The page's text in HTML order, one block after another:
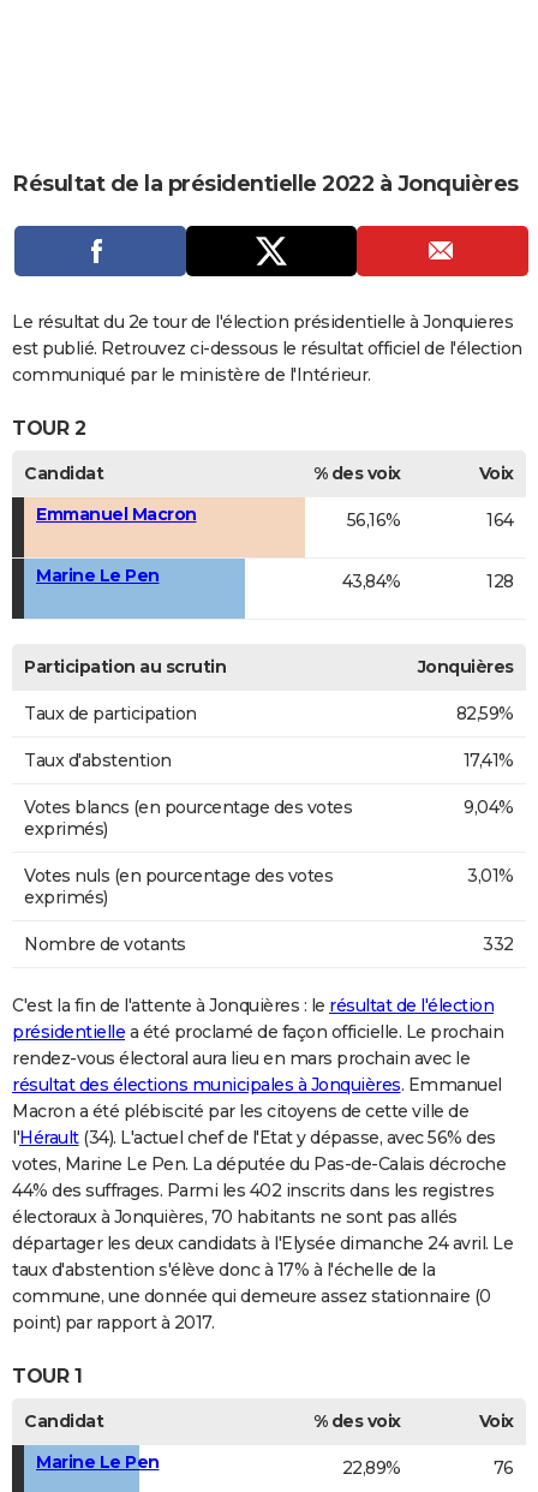
CARTE DE VOEUX
DICTIONNAIRE
Dictionnaire
Biographies
Expressions
Proverbes
PROGRAMME TV
COPAINS D'AVANT
S'inscrire
Se connecter
Lycées
Collèges
Primaires
Universités
Entreprises
Service militaire
Avis de recherche
AVIS DE DÉCÈS
FORUM
Bricolage
Culture
Television
Voyage
Résultat de la présidentielle 2022 à Jonquières
Le résultat du 2e tour de l'élection présidentielle à Jonquieres
est publié. Retrouvez ci-dessous le résultat officiel de l'élection
communiqué par le ministère de l'Intérieur.
TOUR 2
Candidat % des voix
Voix
Emmanuel Macron
56,16% 164
Marine Le Pen 43,84% 128
Participation au scrutin Jonquières
Taux de participation 82,59%
Taux d'abstention 17,41%
Votes blancs (en pourcentage des votes
exprimés)
9,04%
Votes nuls (en pourcentage des votes
exprimés)
3,01%
Nombre de votants 332
C'est la fin de l'attente à Jonquières : le résultat de l'élection
présidentielle a été proclamé de façon officielle. Le prochain
rendez-vous électoral aura lieu en mars prochain avec le
résultat des élections municipales à Jonquières. Emmanuel
Macron a été plébiscité par les citoyens de cette ville de
l'Hérault(34). L'actuel chef de l'Etat y dépasse, avec 56% des
votes, Marine Le Pen. La députée du Pas-de-Calais décroche
44% des suffrages. Parmi les 402 inscrits dans les registres
électoraux à Jonquières, 70 habitants ne sont pas allés
départager les deux candidats à l'Elysée dimanche 24 avril. Le
taux d'abstention s'élève donc à 17% à l'échelle de la
commune, une donnée qui demeure assez stationnaire (0
point) par rapport à 2017.
TOUR 1
Candidat % des voix
Voix
Marine Le Pen
22,89% 76